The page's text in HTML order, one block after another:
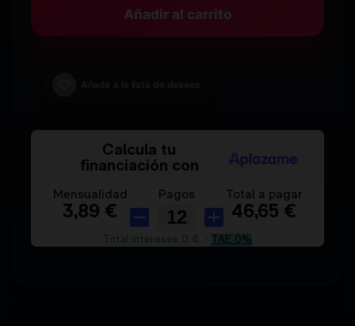
Añadir al carrito